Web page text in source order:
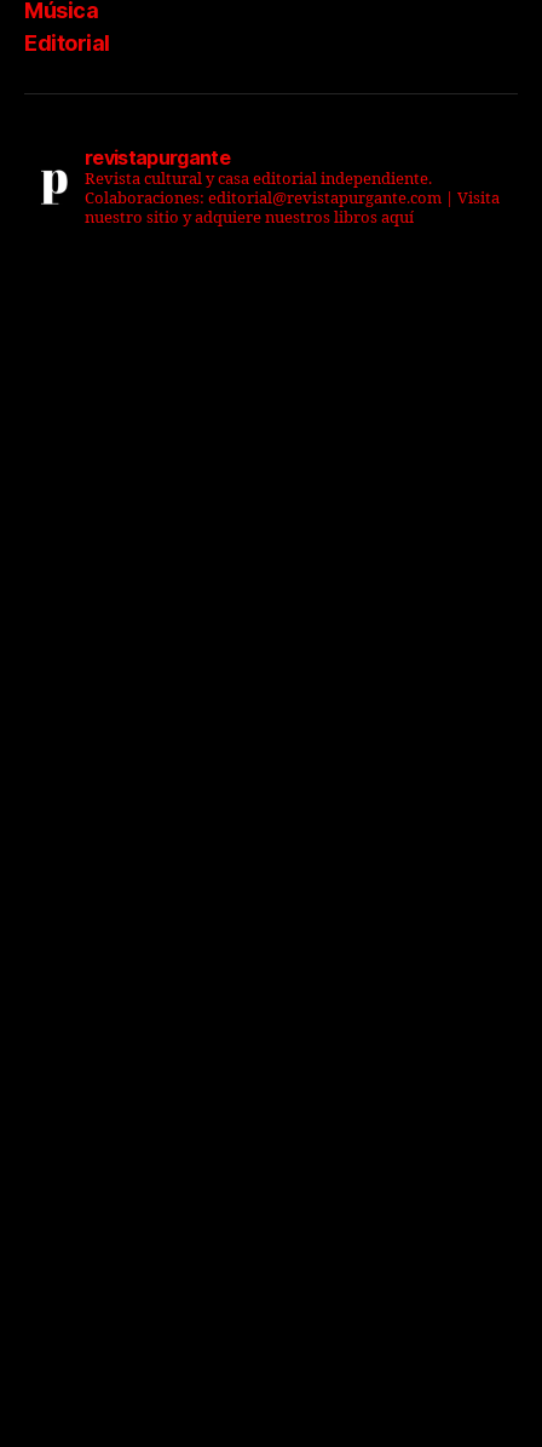
Música
Editorial
revistapurgante
Revista cultural y casa editorial independiente.
Colaboraciones: editorial@revistapurgante.com | Visita
nuestro sitio y adquiere nuestros libros aquí